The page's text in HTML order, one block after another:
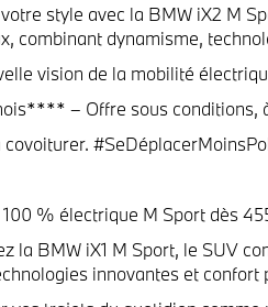
style avec la BMW iX2 M
combinant dynamisme,
vision de la mobilité
– Offre sous conditions,
covoiturer.
100 % électrique M Sport dès
la BMW iX1 M Sport, le SUV
innovantes et confort